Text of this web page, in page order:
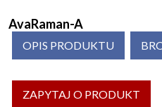
AvaRaman-A
OPIS PRODUKTU
ZAPYTAJ O PRODUKT